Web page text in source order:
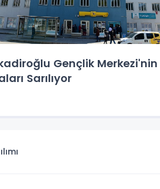
Gençlik Merkezi'nin
Sarılıyor